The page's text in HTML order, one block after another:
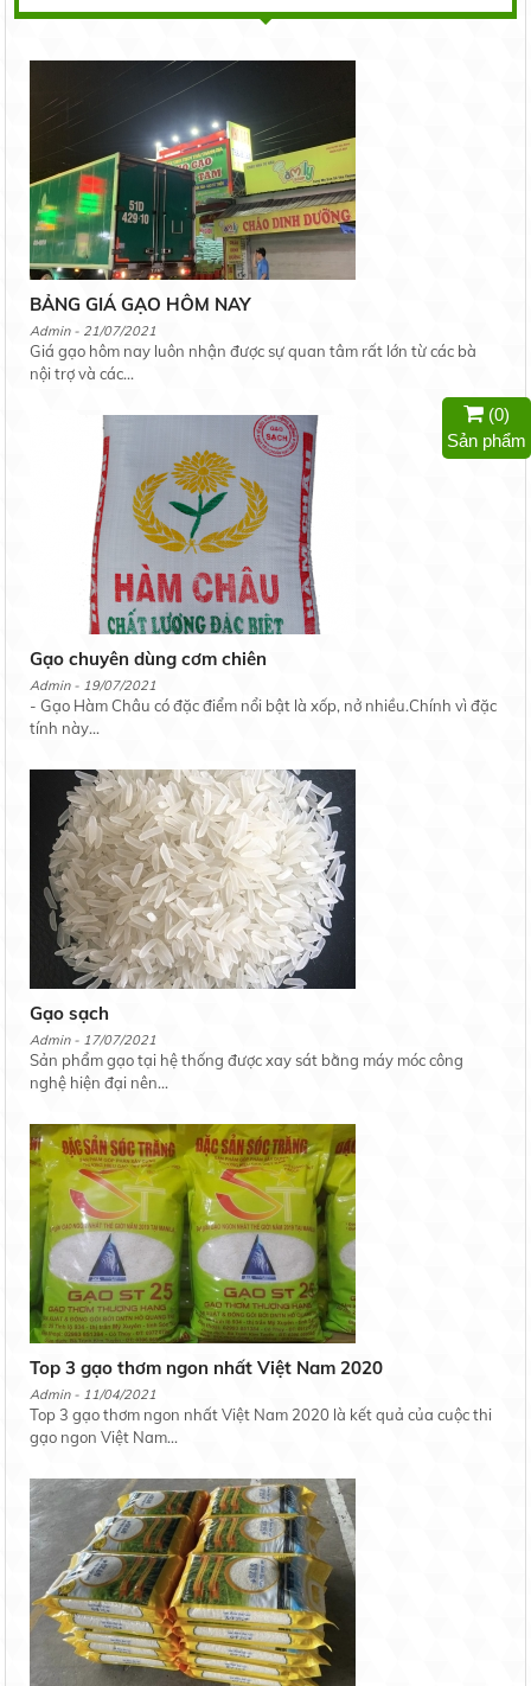
BẢNG GIÁ GẠO HÔM NAY
Admin - 21/07/2021
Giá gạo hôm nay luôn nhận được sự quan tâm rất lớn từ các bà
nội trợ và các...
Gạo chuyên dùng cơm chiên
Admin - 19/07/2021
- Gạo Hàm Châu có đặc điểm nổi bật là xốp, nở nhiều.Chính vì đặc
tính này...
Gạo sạch
Admin - 17/07/2021
Sản phẩm gạo tại hệ thống được xay sát bằng máy móc công
nghệ hiện đại nên...
Top 3 gạo thơm ngon nhất Việt Nam 2020
Admin - 11/04/2021
Top 3 gạo thơm ngon nhất Việt Nam 2020 là kết quả của cuộc thi
gạo ngon Việt Nam...
(0)
Sản phẩm